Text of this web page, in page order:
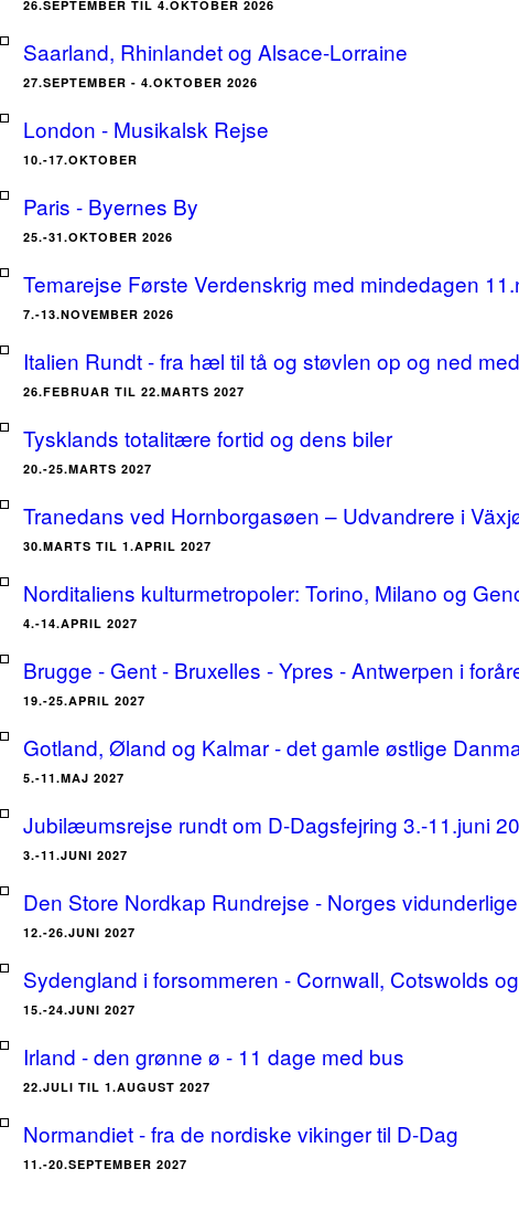
26.SEPTEMBER TIL 4.OKTOBER 2026
Saarland, Rhinlandet og Alsace-Lorraine
27.SEPTEMBER - 4.OKTOBER 2026
London - Musikalsk Rejse
10.-17.OKTOBER
Paris - Byernes By
25.-31.OKTOBER 2026
Temarejse Første Verdenskrig med mindedagen
7.-13.NOVEMBER 2026
Italien Rundt - fra hæl til tå og støvlen op og ned
26.FEBRUAR TIL 22.MARTS 2027
Tysklands totalitære fortid og dens biler
20.-25.MARTS 2027
Tranedans ved Hornborgasøen – Udvandrere i
30.MARTS TIL 1.APRIL 2027
Norditaliens kulturmetropoler: Torino, Milano og
4.-14.APRIL 2027
Brugge - Gent - Bruxelles - Ypres - Antwerpen i
19.-25.APRIL 2027
Gotland, Øland og Kalmar - det gamle østlige
5.-11.MAJ 2027
Jubilæumsrejse rundt om D-Dagsfejring 3.-11.juni
3.-11.JUNI 2027
Den Store Nordkap Rundrejse - Norges
12.-26.JUNI 2027
Sydengland i forsommeren - Cornwall, Cotswolds
15.-24.JUNI 2027
Irland - den grønne ø - 11 dage med bus
22.JULI TIL 1.AUGUST 2027
Normandiet - fra de nordiske vikinger til D-Dag
11.-20.SEPTEMBER 2027